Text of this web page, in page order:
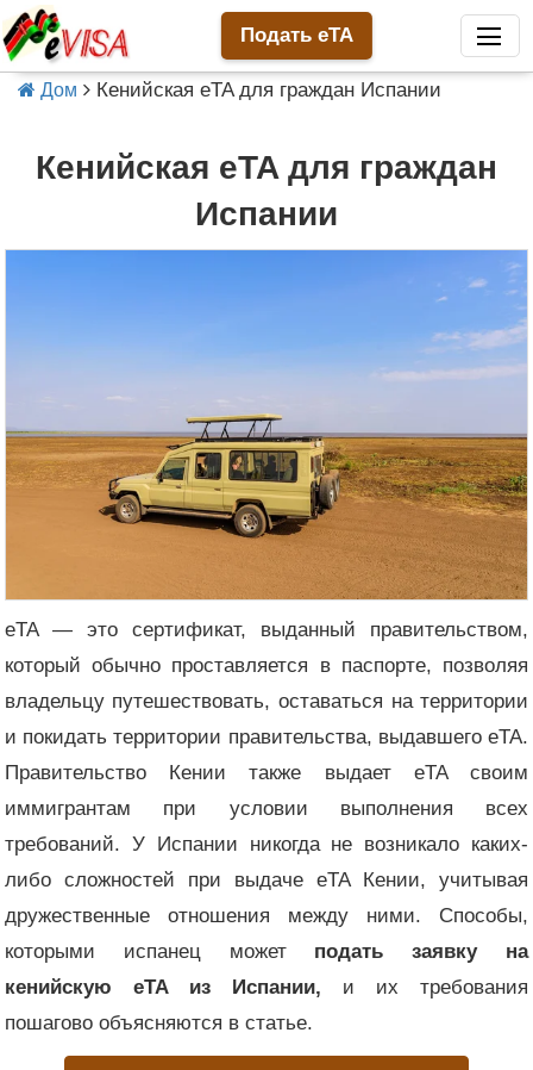
Подать eTA
Дом Кенийская eTA для граждан Испании
Кенийская eTA для граждан
Испании
eTA — это сертификат, выданный правительством,
который обычно проставляется в паспорте, позволяя
владельцу путешествовать, оставаться на территории
и покидать территории правительства, выдавшего eTA.
Правительство Кении также выдает eTA своим
иммигрантам при условии выполнения всех
требований. У Испании никогда не возникало каких-
либо сложностей при выдаче eTA Кении, учитывая
дружественные отношения между ними. Способы,
которыми испанец может подать заявку на
кенийскую eTA из Испании, и их требования
пошагово объясняются в статье.